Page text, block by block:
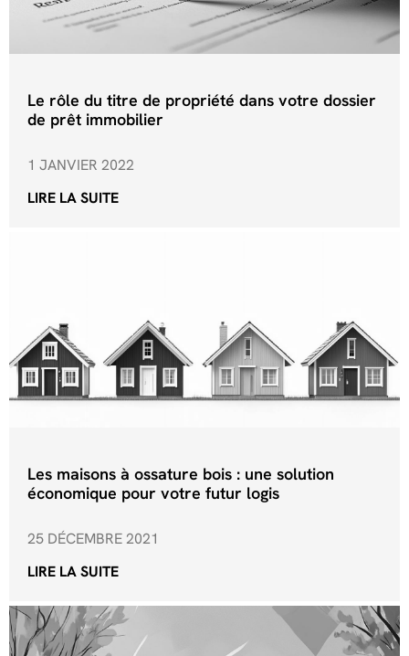
Le rôle du titre de propriété dans votre dossier
de prêt immobilier
1 JANVIER 2022
LIRE LA SUITE
Les maisons à ossature bois : une solution
économique pour votre futur logis
25 DÉCEMBRE 2021
LIRE LA SUITE